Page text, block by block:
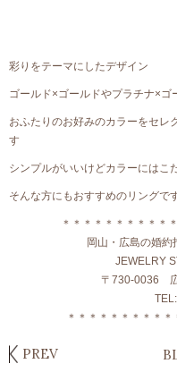
彩りをテーマにしたデザイン
ゴールド×ゴールドやプラチナ×ゴ
おふたりのお好みのカラーをセレ
す
シンプルがいいけどカラーにはこ
そんな方にもおすすめのリングで
＊＊＊＊＊＊＊＊＊＊
岡山・広島の婚約
JEWELRY
〒730-0036
＊＊＊＊＊＊＊＊＊
PREV